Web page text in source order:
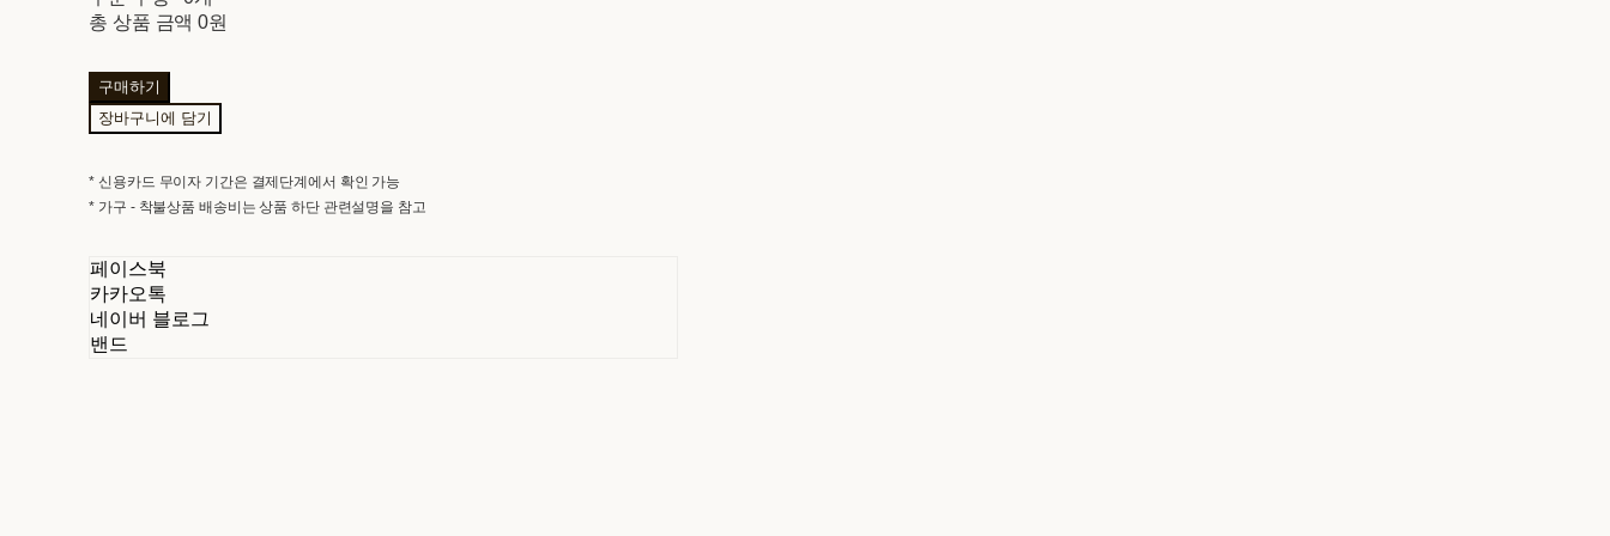
총 상품 금액 0원
구매하기
장바구니에 담기
* 신용카드 무이자 기간은 결제단계에서 확인 가능
* 가구 - 착불상품 배송비는 상품 하단 관련설명을 참고
페이스북
카카오톡
네이버 블로그
밴드